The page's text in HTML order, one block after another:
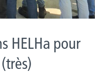
HELHa pour